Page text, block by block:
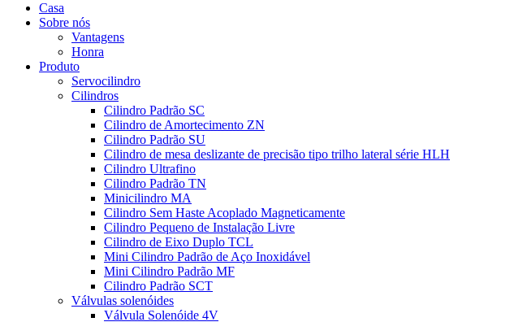
Casa
Sobre nós
Vantagens
Honra
Produto
Servocilindro
Cilindros
Cilindro Padrão SC
Cilindro de Amortecimento ZN
Cilindro Padrão SU
Cilindro de mesa deslizante de precisão tipo trilho lateral série HLH
Cilindro Ultrafino
Cilindro Padrão TN
Minicilindro MA
Cilindro Sem Haste Acoplado Magneticamente
Cilindro Pequeno de Instalação Livre
Cilindro de Eixo Duplo TCL
Mini Cilindro Padrão de Aço Inoxidável
Mini Cilindro Padrão MF
Cilindro Padrão SCT
Válvulas solenóides
Válvula Solenóide 4V